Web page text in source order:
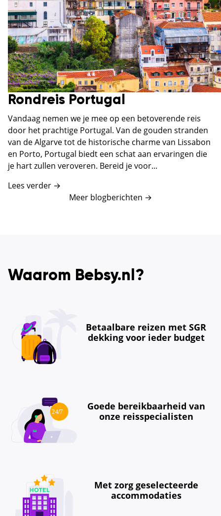
Rondreis Portugal
Vandaag nemen we je mee op een betoverende reis
door het prachtige Portugal. Van de gouden stranden
van de Algarve tot de historische charme van Lissabon
en Porto, Portugal biedt een schat aan ervaringen die
je hart zullen veroveren. Bereid je voor...
Lees verder →
Meer blogberichten →
Waarom Bebsy.nl?
Betaalbare reizen met SGR
dekking voor ieder budget
Goede bereikbaarheid van
onze reisspecialisten
Met zorg geselecteerde
accommodaties